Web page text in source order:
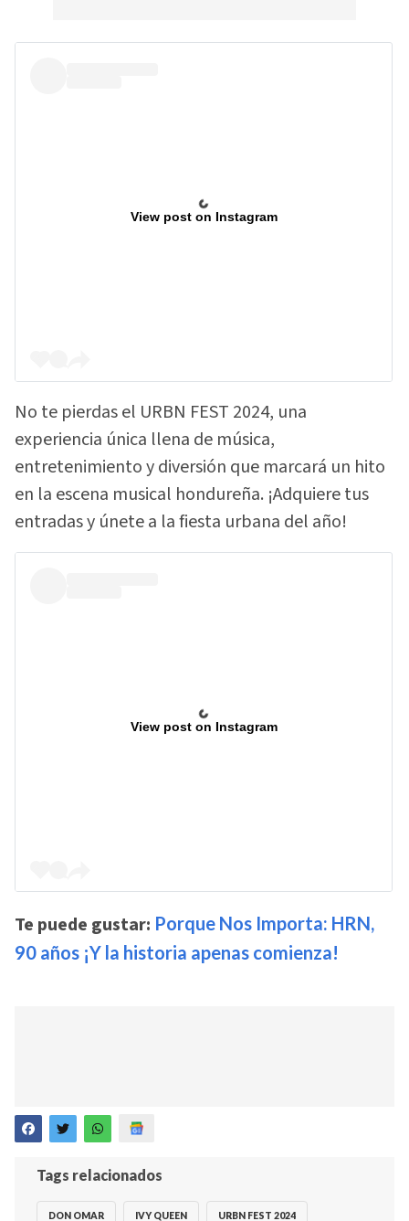
View post on Instagram
No te pierdas el URBN FEST 2024, una
experiencia única llena de música,
entretenimiento y diversión que marcará un hito
en la escena musical hondureña. ¡Adquiere tus
entradas y únete a la fiesta urbana del año!
View post on Instagram
Te puede gustar: Porque Nos Importa: HRN,
90 años ¡Y la historia apenas comienza!
Tags relacionados
DON OMAR IVY QUEEN URBN FEST 2024